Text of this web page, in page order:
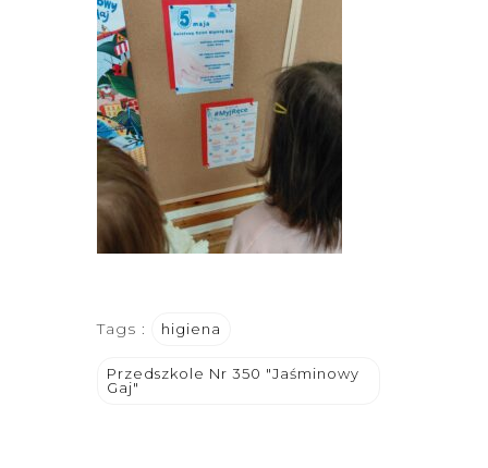
Tags : higiena
Przedszkole Nr 350 "Jaśminowy
Gaj"